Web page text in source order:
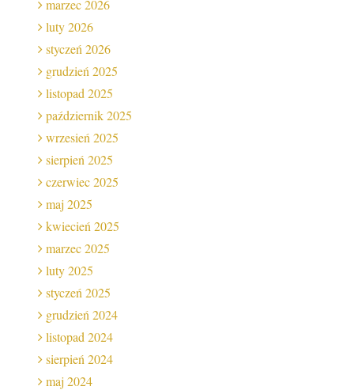
marzec 2026
luty 2026
styczeń 2026
grudzień 2025
listopad 2025
październik 2025
wrzesień 2025
sierpień 2025
czerwiec 2025
maj 2025
kwiecień 2025
marzec 2025
luty 2025
styczeń 2025
grudzień 2024
listopad 2024
sierpień 2024
maj 2024